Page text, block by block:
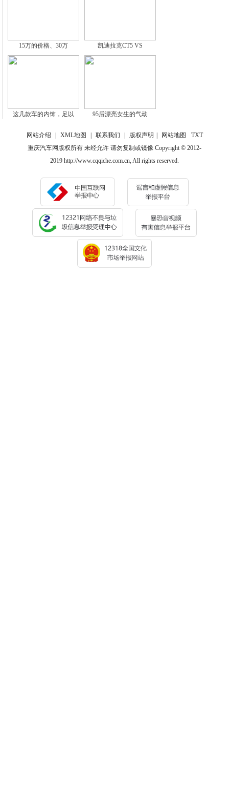
15万的价格、30万 凯迪拉克CT5 VS
这几款车的内饰，足以 95后漂亮女生的气动
网站介绍 XML地图 联系我们 版权声明 网站地图
TXT
重庆汽车网版权所有 未经允许 请勿复制或镜像 Copyright © 2012-
2019 http://www.cqqiche.com.cn, All rights reserved.